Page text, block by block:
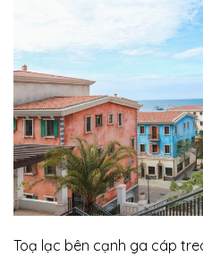
Toạ lạc bên cạnh ga cáp